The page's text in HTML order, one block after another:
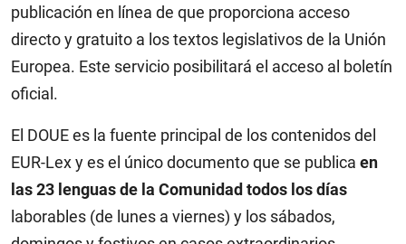
publicación en línea de que proporciona acceso
directo y gratuito a los textos legislativos de la Unión
Europea. Este servicio posibilitará el acceso al boletín
oficial.
El DOUE es la fuente principal de los contenidos del
EUR-Lex y es el único documento que se publica en
las 23 lenguas de la Comunidad todos los días
laborables (de lunes a viernes) y los sábados,